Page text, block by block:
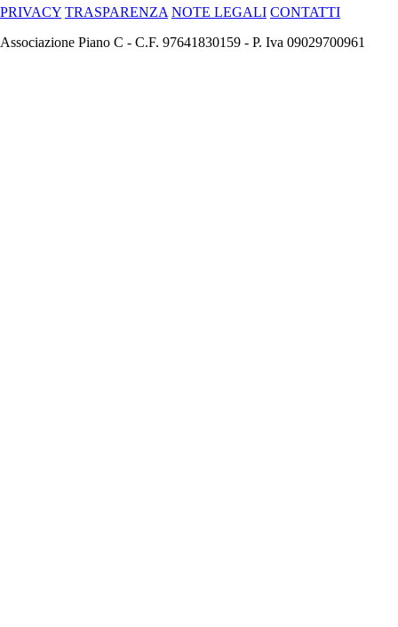
PRIVACY TRASPARENZA NOTE LEGALI CONTATTI
Associazione Piano C - C.F. 97641830159 - P. Iva 09029700961